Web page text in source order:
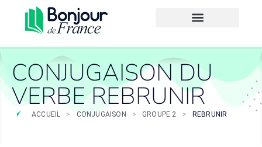
CONJUGAISON DU
VERBE REBRUNIR
ACCUEIL > CONJUGAISON > GROUPE 2 > REBRUNIR